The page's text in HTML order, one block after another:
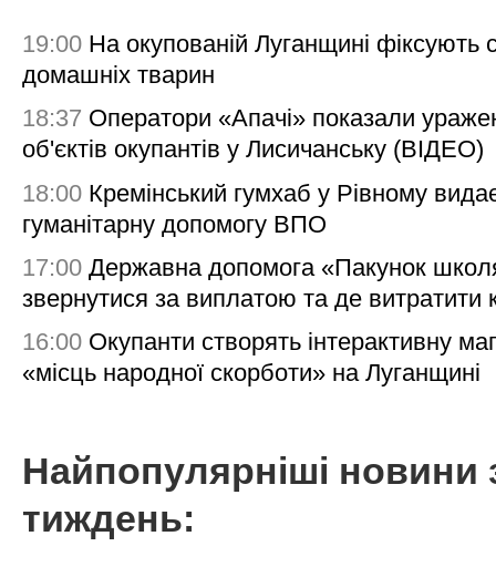
19:00 На окупованій Луганщині фіксують
домашніх тварин
18:37 Оператори «Апачі» показали
об'єктів окупантів у Лисичанську (ВІДЕО)
18:00 Кремінський гумхаб у Рівному
гуманітарну допомогу ВПО
17:00 Державна допомога «Пакунок
звернутися за виплатою та де витратити
16:00 Окупанти створять інтерактивну
«місць народної скорботи» на Луганщині
Найпопулярніші новини
тиждень: